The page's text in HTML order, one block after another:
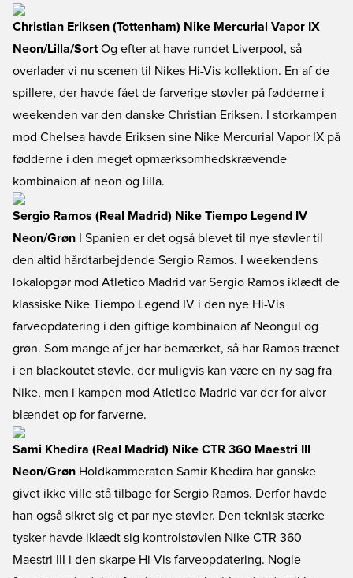
Christian Eriksen (Tottenham) Nike Mercurial Vapor IX
Neon/Lilla/Sort Og efter at have rundet Liverpool, så
overlader vi nu scenen til Nikes Hi-Vis kollektion. En af de
spillere, der havde fået de farverige støvler på fødderne i
weekenden var den danske Christian Eriksen. I storkampen
mod Chelsea havde Eriksen sine Nike Mercurial Vapor IX på
fødderne i den meget opmærksomhedskrævende
kombinaion af neon og lilla.
Sergio Ramos (Real Madrid) Nike Tiempo Legend IV
Neon/Grøn I Spanien er det også blevet til nye støvler til
den altid hårdtarbejdende Sergio Ramos. I weekendens
lokalopgør mod Atletico Madrid var Sergio Ramos iklædt de
klassiske Nike Tiempo Legend IV i den nye Hi-Vis
farveopdatering i den giftige kombinaion af Neongul og
grøn. Som mange af jer har bemærket, så har Ramos trænet
i en blackoutet støvle, der muligvis kan være en ny sag fra
Nike, men i kampen mod Atletico Madrid var der for alvor
blændet op for farverne.
Sami Khedira (Real Madrid) Nike CTR 360 Maestri III
Neon/Grøn Holdkammeraten Samir Khedira har ganske
givet ikke ville stå tilbage for Sergio Ramos. Derfor havde
han også sikret sig et par nye støvler. Den teknisk stærke
tysker havde iklædt sig kontrolstøvlen Nike CTR 360
Maestri III i den skarpe Hi-Vis farveopdatering. Nogle